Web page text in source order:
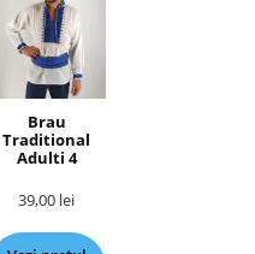
Brau
Traditional
Adulti 4
39,00 lei